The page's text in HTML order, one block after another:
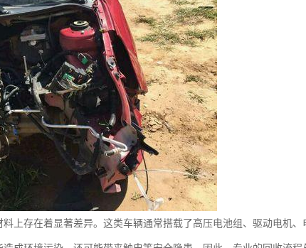
上存在着显著差异。这类车辆通常搭载了高压电池组、驱动电机、